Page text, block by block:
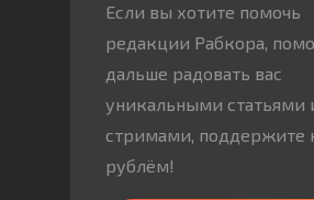
Если вы хотите помочь
редакции Рабкора,
дальше радовать вас
уникальными статьями
стримами, поддержите
рублём!